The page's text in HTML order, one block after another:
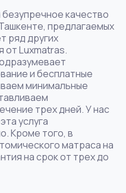
качество
предлагаемых
ряд других
от Luxmatras.
и бесплатные
минимальные
трех дней. У нас
услуга
Кроме того, в
матраса на
на срок от трех до